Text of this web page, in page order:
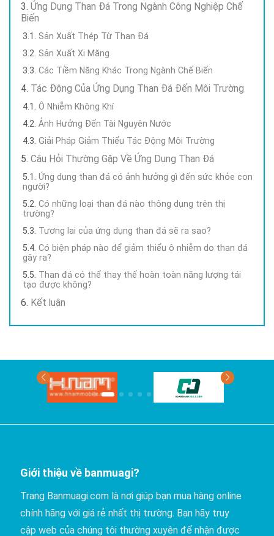
Ứng Dụng Than Đá Trong Ngành Công Nghiệp Chế
Biến
Sản Xuất Thép Từ Than Đá
Sản Xuất Xi Măng
Các Tiềm Năng Khác Trong Ngành Chế Biến
Tác Động Của Ứng Dụng Than Đá Đến Môi Trường
Ô Nhiễm Không Khí
Ảnh Hưởng Đến Tài Nguyên Nước
Giải Pháp Giảm Thiểu Tác Động Môi Trường
Câu Hỏi Thường Gặp Về Ứng Dụng Than Đá
Ứng dụng than đá có ảnh hưởng gì đến sức khỏe con
người?
Có những loại than đá nào thông dụng trên thị
trường?
Tương lai của ứng dụng than đá sẽ ra sao?
Có biện pháp nào để giảm thiểu ô nhiễm do than đá
gây ra?
Than đá có thể thay thế hoàn toàn năng lượng tái
tạo được không?
Kết luận
Giới thiệu về banmuagi?
Trang Banmuagi.com là nơi giúp bạn mua hàng online
chính hãng với giá rẻ nhất thị trường. Bạn hãy truy
cập web của chúng tôi thường xuyên để nhận được